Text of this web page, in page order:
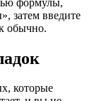
затем введите
обычно.
которые